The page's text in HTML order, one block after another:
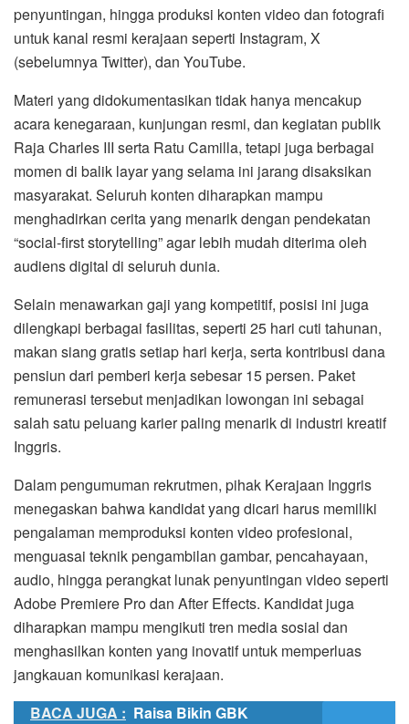
penyuntingan, hingga produksi konten video dan fotografi
untuk kanal resmi kerajaan seperti Instagram, X
(sebelumnya Twitter), dan YouTube.
Materi yang didokumentasikan tidak hanya mencakup
acara kenegaraan, kunjungan resmi, dan kegiatan publik
Raja Charles III serta Ratu Camilla, tetapi juga berbagai
momen di balik layar yang selama ini jarang disaksikan
masyarakat. Seluruh konten diharapkan mampu
menghadirkan cerita yang menarik dengan pendekatan
“social-first storytelling” agar lebih mudah diterima oleh
audiens digital di seluruh dunia.
Selain menawarkan gaji yang kompetitif, posisi ini juga
dilengkapi berbagai fasilitas, seperti 25 hari cuti tahunan,
makan siang gratis setiap hari kerja, serta kontribusi dana
pensiun dari pemberi kerja sebesar 15 persen. Paket
remunerasi tersebut menjadikan lowongan ini sebagai
salah satu peluang karier paling menarik di industri kreatif
Inggris.
Dalam pengumuman rekrutmen, pihak Kerajaan Inggris
menegaskan bahwa kandidat yang dicari harus memiliki
pengalaman memproduksi konten video profesional,
menguasai teknik pengambilan gambar, pencahayaan,
audio, hingga perangkat lunak penyuntingan video seperti
Adobe Premiere Pro dan After Effects. Kandidat juga
diharapkan mampu mengikuti tren media sosial dan
menghasilkan konten yang inovatif untuk memperluas
jangkauan komunikasi kerajaan.
BACA JUGA : Raisa Bikin GBK